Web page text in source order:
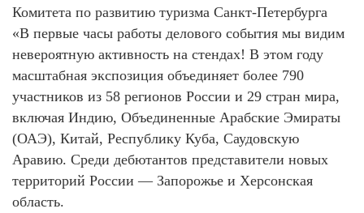
Комитета по развитию туризма Санкт-Петербурга
«В первые часы работы делового события мы видим
невероятную активность на стендах! В этом году
масштабная экспозиция объединяет более 790
участников из 58 регионов России и 29 стран мира,
включая Индию, Объединенные Арабские Эмираты
(ОАЭ), Китай, Республику Куба, Саудовскую
Аравию. Среди дебютантов представители новых
территорий России — Запорожье и Херсонская
область.